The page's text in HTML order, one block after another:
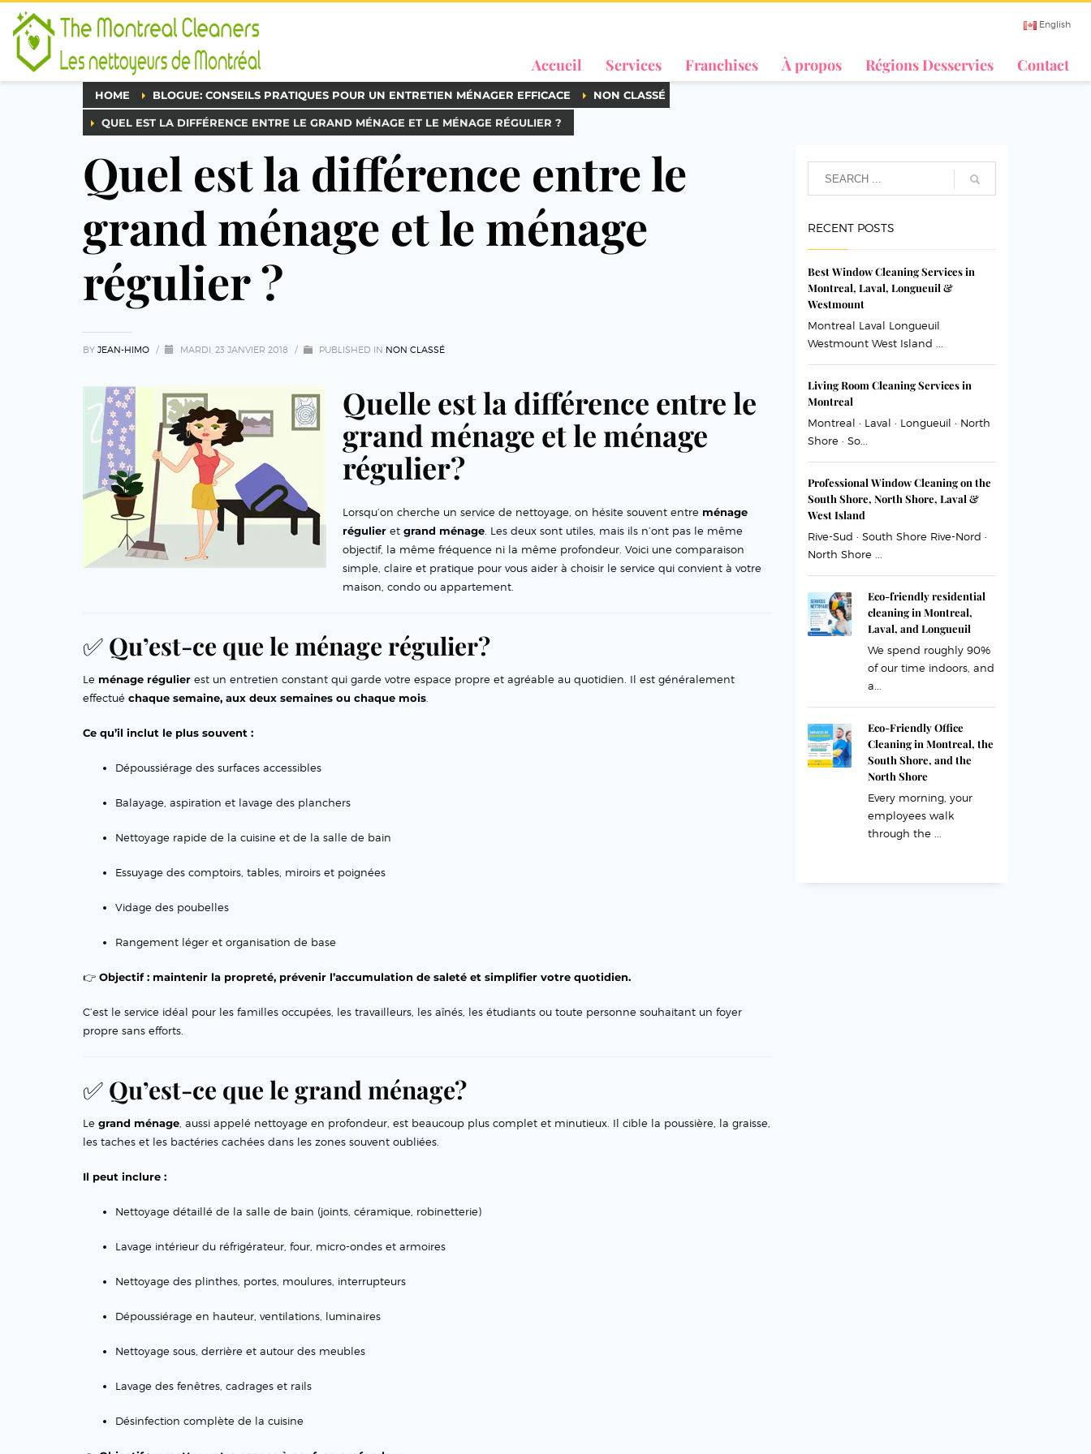
English
Accueil Services Franchises À propos Régions Desservies Contact
HOME BLOGUE: CONSEILS PRATIQUES POUR UN ENTRETIEN MÉNAGER EFFICACE NON CLASSÉ
QUEL EST LA DIFFÉRENCE ENTRE LE GRAND MÉNAGE ET LE MÉNAGE RÉGULIER ?
Quel est la différence entre le
grand ménage et le ménage
régulier ?
BY JEAN-HIMO / MARDI, 23 JANVIER 2018 / PUBLISHED IN NON CLASSÉ
Quelle est la différence entre le
grand ménage et le ménage
régulier?
Lorsqu’on cherche un service de nettoyage, on hésite souvent entre ménage
régulier et grand ménage. Les deux sont utiles, mais ils n’ont pas le même
objectif, la même fréquence ni la même profondeur. Voici une comparaison
simple, claire et pratique pour vous aider à choisir le service qui convient à votre
maison, condo ou appartement.
✅ Qu’est-ce que le ménage régulier?
Le ménage régulier est un entretien constant qui garde votre espace propre et agréable au quotidien. Il est généralement
effectué chaque semaine, aux deux semaines ou chaque mois.
Ce qu’il inclut le plus souvent :
Dépoussiérage des surfaces accessibles
Balayage, aspiration et lavage des planchers
Nettoyage rapide de la cuisine et de la salle de bain
Essuyage des comptoirs, tables, miroirs et poignées
Vidage des poubelles
Rangement léger et organisation de base
👉 Objectif : maintenir la propreté, prévenir l’accumulation de saleté et simplifier votre quotidien.
C’est le service idéal pour les familles occupées, les travailleurs, les aînés, les étudiants ou toute personne souhaitant un foyer
propre sans efforts.
✅ Qu’est-ce que le grand ménage?
Le grand ménage, aussi appelé nettoyage en profondeur, est beaucoup plus complet et minutieux. Il cible la poussière, la graisse,
les taches et les bactéries cachées dans les zones souvent oubliées.
Il peut inclure :
Nettoyage détaillé de la salle de bain (joints, céramique, robinetterie)
Lavage intérieur du réfrigérateur, four, micro-ondes et armoires
Nettoyage des plinthes, portes, moulures, interrupteurs
Dépoussiérage en hauteur, ventilations, luminaires
Nettoyage sous, derrière et autour des meubles
Lavage des fenêtres, cadrages et rails
Désinfection complète de la cuisine
RECENT POSTS
Best Window Cleaning Services in
Montreal, Laval, Longueuil &
Westmount
Montreal Laval Longueuil
Westmount West Island ...
Living Room Cleaning Services in
Montreal
Montreal · Laval · Longueuil · North
Shore · So...
Professional Window Cleaning on the
South Shore, North Shore, Laval &
West Island
Rive-Sud · South Shore Rive-Nord ·
North Shore ...
Eco-friendly residential
cleaning in Montreal,
Laval, and Longueuil
We spend roughly 90%
of our time indoors, and
a...
Eco-Friendly Office
Cleaning in Montreal, the
South Shore, and the
North Shore
Every morning, your
employees walk
through the ...